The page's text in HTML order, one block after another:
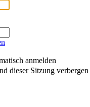
anmelden
dieser Sitzung verbergen